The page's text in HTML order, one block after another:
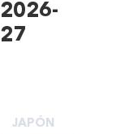
2026-
27
JAPÓN